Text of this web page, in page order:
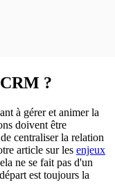
?
à gérer et animer la
doivent être
centraliser la relation
article sur les enjeux
ne se fait pas d'un
est toujours la